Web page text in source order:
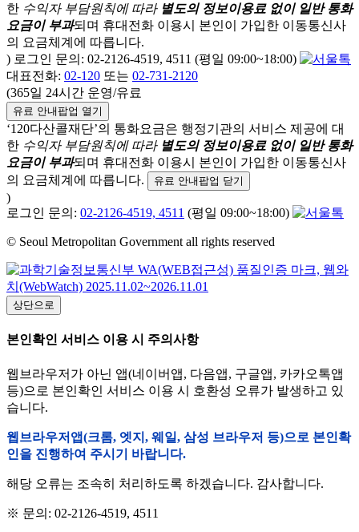
한 수익자 부담원칙에 따라 별도의 정보이용료 없이 일반 통화
요금이 부과되며 휴대전화 이용시 본인이 가입한 이동통신사
의 요금체계에 따릅니다.
) 로그인 문의: 02-2126-4519, 4511 (평일 09:00~18:00)
대표전화: 02-120 또는 02-731-2120
(365일 24시간 운영/유료
유료 안내팝업 열기
‘120다산콜재단’의 통화요금은 행정기관의 서비스 제공에 대
한 수익자 부담원칙에 따라 별도의 정보이용료 없이 일반 통화
요금이 부과되며 휴대전화 이용시 본인이 가입한 이동통신사
의 요금체계에 따릅니다.
유료 안내팝업 닫기
)
로그인 문의: 02-2126-4519, 4511 (평일 09:00~18:00)
© Seoul Metropolitan Government all rights reserved
상단으로
본인확인 서비스 이용 시 주의사항
웹브라우저가 아닌 앱(네이버앱, 다음앱, 구글앱, 카카오톡앱
등)으로 본인확인 서비스 이용 시 호환성 오류가 발생하고 있
습니다.
웹브라우저앱(크롬, 엣지, 웨일, 삼성 브라우저 등)으로 본인확
인을 진행하여 주시기 바랍니다.
해당 오류는 조속히 처리하도록 하겠습니다. 감사합니다.
※ 문의: 02-2126-4519, 4511